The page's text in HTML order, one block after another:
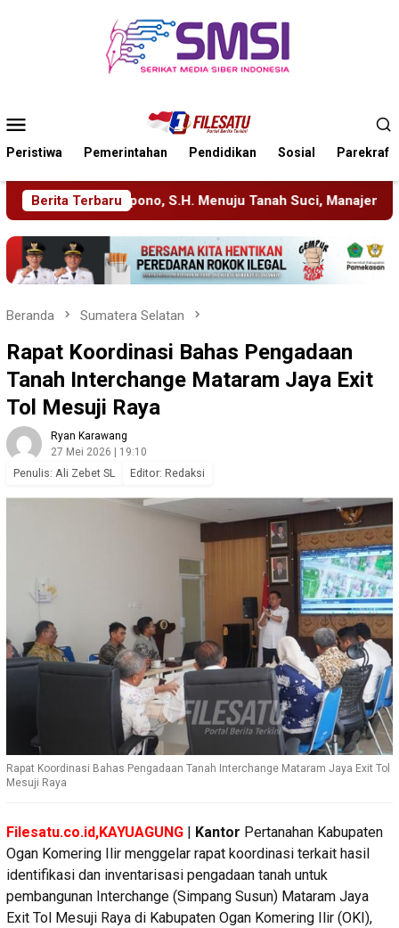
Mobile
Peristiwa Pemerintahan Pendidikan Sosial Parekraf
Berita Terbaru
Tanah Suci, Manajemen Pastikan Pelayanan Berita Tetap
Beranda Sumatera Selatan
Rapat Koordinasi Bahas Pengadaan
Tanah Interchange Mataram Jaya Exit
Tol Mesuji Raya
Ryan Karawang
27 Mei 2026 | 19:10
Penulis: Ali Zebet SL Editor: Redaksi
Rapat Koordinasi Bahas Pengadaan Tanah Interchange Mataram Jaya Exit Tol
Mesuji Raya
Filesatu.co.id,KAYUAGUNG | Kantor Pertanahan Kabupaten
Ogan Komering Ilir menggelar rapat koordinasi terkait hasil
identifikasi dan inventarisasi pengadaan tanah untuk
pembangunan Interchange (Simpang Susun) Mataram Jaya
Exit Tol Mesuji Raya di Kabupaten Ogan Komering Ilir (OKI),